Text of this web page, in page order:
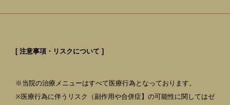
[ 注意事項・リスクについて ]
※当院の治療メニューはすべて医療行為となっております。
※医療行為に伴うリスク（副作用や合併症】の可能性に関してはゼ